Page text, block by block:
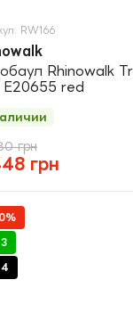
RW166
Rhinowalk
E20655 red
грн
грн
3
4